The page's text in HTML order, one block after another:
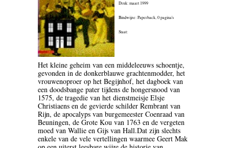
AUTOBIOGRAFIE
BIOGRAFIE
BLOEMLEZING
BOEKENWEEK GESCHENK
BRIEVEN
CARTOONS
Druk: maart 1999
Bindwijze: Paperback, 0 pagina's
Staat:
Het kleine geheim van een middeleeuws schoentje,
gevonden in de donkerblauwe grachtenmodder, het
vrouwenoproer op het Begijnhof, het dagboek van
een doodsbange pater tijdens de hongersnood van
1575, de tragedie van het dienstmeisje Elsje
Christiaens en de gevierde schilder Rembrant van
Rijn, de apocalyps van burgemeester Coenraad van
Beuningen, de Grote Kou van 1763 en de vergeten
moed van Wallie en Gijs van Hall.Dat zijn slechts
enkele van de vele vertellingen waarmee Geert Mak